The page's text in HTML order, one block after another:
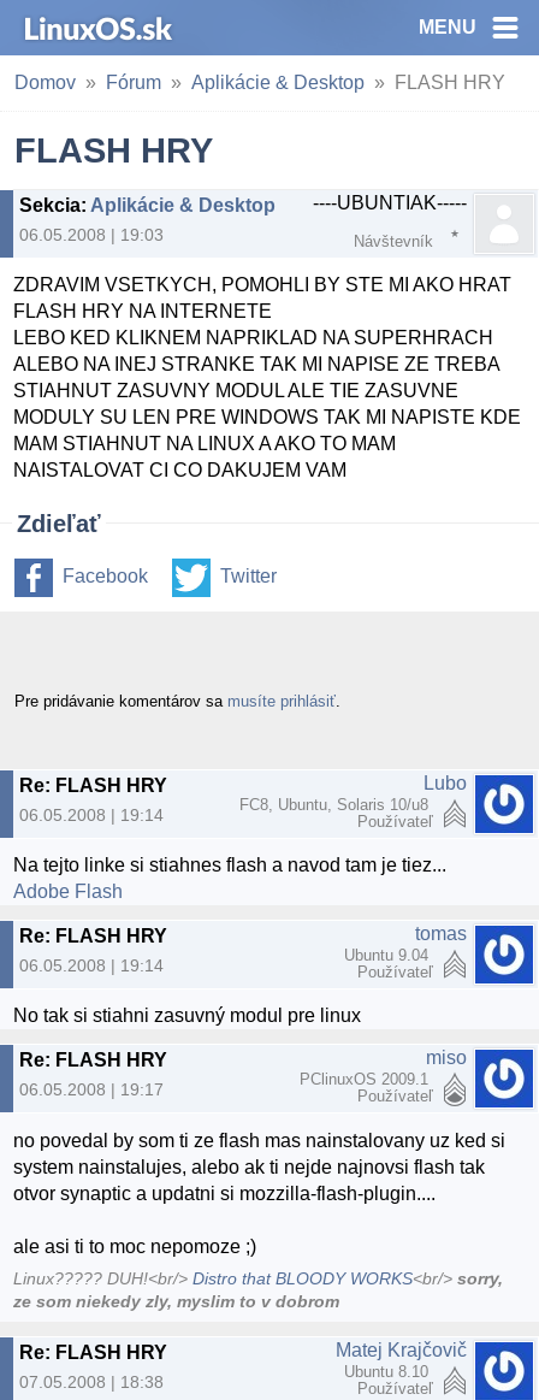
MENU
Domov Fórum Aplikácie & Desktop FLASH HRY
FLASH HRY
Sekcia: Aplikácie & Desktop
06.05.2008 | 19:03
----UBUNTIAK-----
Návštevník
ZDRAVIM VSETKYCH, POMOHLI BY STE MI AKO HRAT
FLASH HRY NA INTERNETE
LEBO KED KLIKNEM NAPRIKLAD NA SUPERHRACH
ALEBO NA INEJ STRANKE TAK MI NAPISE ZE TREBA
STIAHNUT ZASUVNY MODUL ALE TIE ZASUVNE
MODULY SU LEN PRE WINDOWS TAK MI NAPISTE KDE
MAM STIAHNUT NA LINUX A AKO TO MAM
NAISTALOVAT CI CO DAKUJEM VAM
Zdieľať
Facebook Twitter
Pre pridávanie komentárov sa musíte prihlásiť
Re: FLASH HRY
06.05.2008 | 19:14
Lubo
FC8, Ubuntu, Solaris 10/u8
Používateľ
Na tejto linke si stiahnes flash a navod tam je tiez...
Adobe Flash
Re: FLASH HRY
06.05.2008 | 19:14
tomas
Ubuntu 9.04
Používateľ
No tak si stiahni zasuvný modul pre linux
Re: FLASH HRY
06.05.2008 | 19:17
miso
PClinuxOS 2009.1
Používateľ
no povedal by som ti ze flash mas nainstalovany uz ked si
system nainstalujes, alebo ak ti nejde najnovsi flash tak
otvor synaptic a updatni si mozzilla-flash-plugin....
ale asi ti to moc nepomoze ;)
Linux????? DUH!<br/>Distro that BLOODY WORKS<br/>sorry,
ze som niekedy zly, myslim to v dobrom
Re: FLASH HRY
07.05.2008 | 18:38
Matej Krajčovič
Ubuntu 8.10
Používateľ